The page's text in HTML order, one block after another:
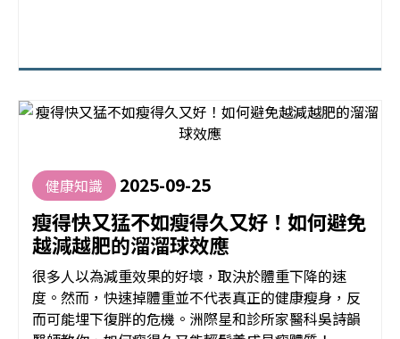
健康知識 2025-09-25
瘦得快又猛不如瘦得久又好！如何避免
越減越肥的溜溜球效應
很多人以為減重效果的好壞，取決於體重下降的速
度。然而，快速掉體重並不代表真正的健康瘦身，反
而可能埋下復胖的危機。洲際星和診所家醫科吳詩韻